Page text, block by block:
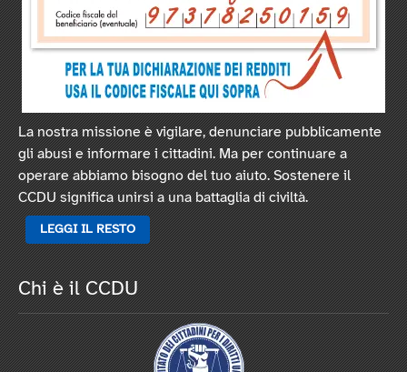
La nostra missione è vigilare, denunciare pubblicamente
gli abusi e informare i cittadini. Ma per continuare a
operare abbiamo bisogno del tuo aiuto. Sostenere il
CCDU significa unirsi a una battaglia di civiltà.
LEGGI IL RESTO
Chi è il CCDU